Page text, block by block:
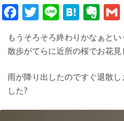
F
a
c
e
b
o
o
T
w
itt
er
Li
n
e
H
at
e
n
a
E
v
er
n
ot
l
もうそろそろ終わりかなぁと
散歩がてらに近所の桜でお花見
雨が降り出したのですぐ退散
した?